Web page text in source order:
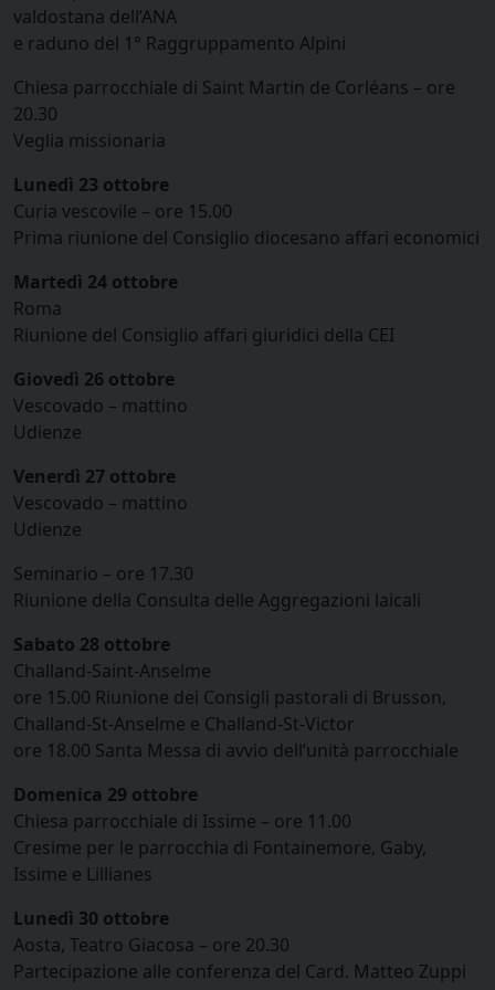
valdostana dell’ANA
e raduno del 1° Raggruppamento Alpini
Chiesa parrocchiale di Saint Martin de Corléans – ore
20.30
Veglia missionaria
Lunedì 23 ottobre
Curia vescovile – ore 15.00
Prima riunione del Consiglio diocesano affari economici
Martedì 24 ottobre
Roma
Riunione del Consiglio affari giuridici della CEI
Giovedì 26 ottobre
Vescovado – mattino
Udienze
Venerdì 27 ottobre
Vescovado – mattino
Udienze
Seminario – ore 17.30
Riunione della Consulta delle Aggregazioni laicali
Sabato 28 ottobre
Challand-Saint-Anselme
ore 15.00 Riunione dei Consigli pastorali di Brusson,
Challand-St-Anselme e Challand-St-Victor
ore 18.00 Santa Messa di avvio dell’unità parrocchiale
Domenica 29 ottobre
Chiesa parrocchiale di Issime – ore 11.00
Cresime per le parrocchia di Fontainemore, Gaby,
Issime e Lillianes
Lunedì 30 ottobre
Aosta, Teatro Giacosa – ore 20.30
Partecipazione alle conferenza del Card. Matteo Zuppi